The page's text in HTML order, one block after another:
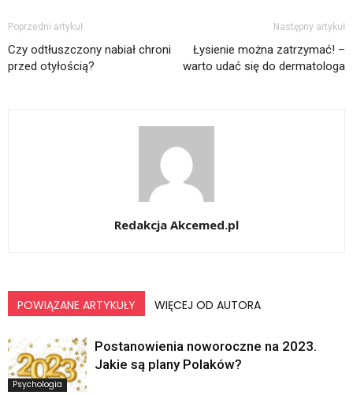
Poprzedni artykuł
Czy odtłuszczony nabiał chroni
przed otyłością?
Następny artykuł
Łysienie można zatrzymać! –
warto udać się do dermatologa
Redakcja Akcemed.pl
POWIĄZANE ARTYKUŁY WIĘCEJ OD AUTORA
Psychologia
Postanowienia noworoczne na 2023.
Jakie są plany Polaków?